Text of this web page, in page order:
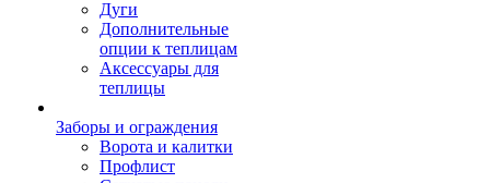
Дуги
Дополнительные
опции к теплицам
Аксессуары для
теплицы
Заборы и ограждения
Ворота и калитки
Профлист